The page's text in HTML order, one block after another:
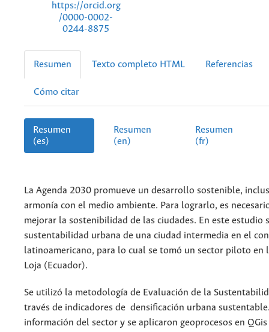
https://orcid.org
/0000-0002-
0244-8875
Resumen Texto completo HTML Referencias
Cómo citar
Resumen
(es)
Resumen
(en)
Resumen
(fr)
La Agenda 2030 promueve un desarrollo sostenible,
armonía con el medio ambiente. Para lograrlo, es
mejorar la sostenibilidad de las ciudades. En este estudio
sustentabilidad urbana de una ciudad intermedia en el
latinoamericano, para lo cual se tomó un sector piloto en
Loja (Ecuador).
Se utilizó la metodología de Evaluación de la
través de indicadores de densificación urbana
información del sector y se aplicaron geoprocesos en